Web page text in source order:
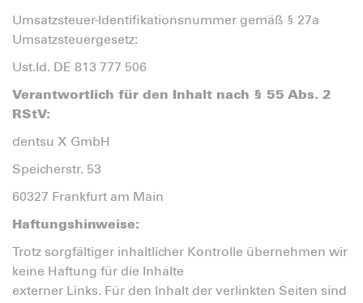
Umsatzsteuer-Identifikationsnummer gemäß § 27a
Umsatzsteuergesetz:
Ust.Id. DE 813 777 506
Verantwortlich für den Inhalt nach § 55 Abs. 2
RStV:
dentsu X GmbH
Speicherstr. 53
60327 Frankfurt am Main
Haftungshinweise:
Trotz sorgfältiger inhaltlicher Kontrolle übernehmen wir
keine Haftung für die Inhalte
externer Links. Für den Inhalt der verlinkten Seiten sind